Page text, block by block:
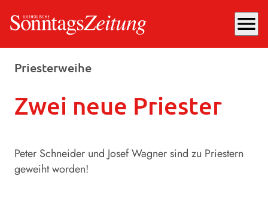
menu
Dienstag, 01.07.2025, 16:19 Uhr
Priesterweihe
Zwei neue Priester
Peter Schneider und Josef Wagner sind zu Priestern
geweiht worden!